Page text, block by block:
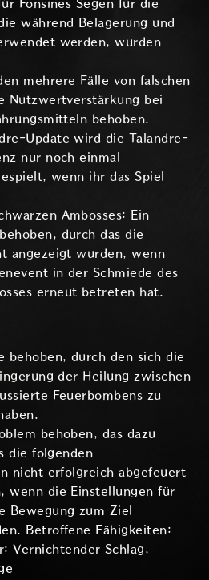
Fonsines Segen für die
während Belagerung und
werden, wurden
mehrere Fälle von falschen
Nutzwertverstärkung bei
behoben.
Update wird die Talandre-
nur noch einmal
wenn ihr das Spiel
Ambosses: Ein
durch das die
angezeigt wurden, wenn
in der Schmiede des
erneut betreten hat.
behoben, durch den sich die
der Heilung zwischen
Feuerbombens zu
behoben, das dazu
die folgenden
nicht erfolgreich abgefeuert
wenn die Einstellungen für
Bewegung zum Ziel
Betroffene Fähigkeiten:
Vernichtender Schlag,